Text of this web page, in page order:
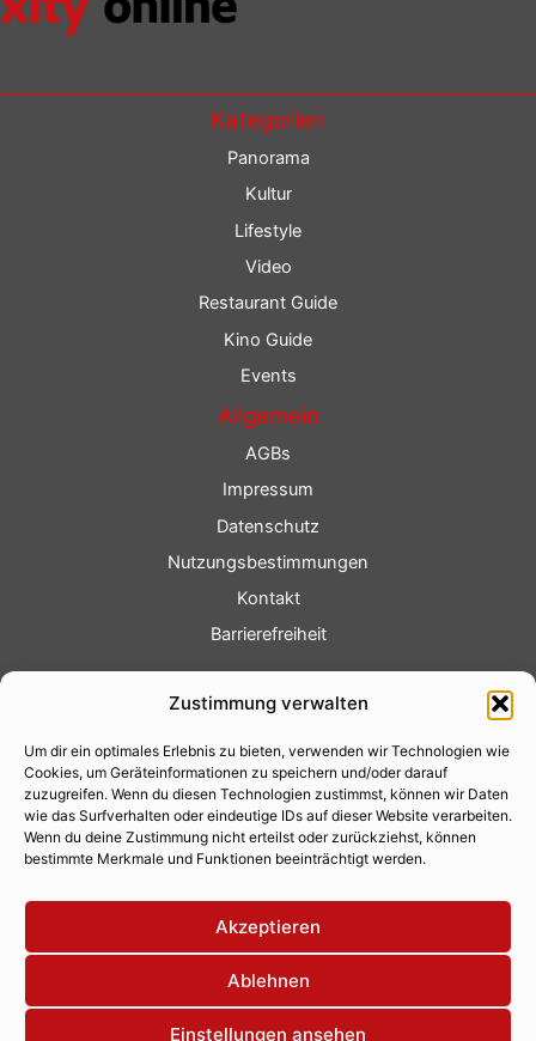
Zustimmung verwalten
Um dir ein optimales Erlebnis zu bieten, verwenden wir Technologien wie
Cookies, um Geräteinformationen zu speichern und/oder darauf
zuzugreifen. Wenn du diesen Technologien zustimmst, können wir Daten
wie das Surfverhalten oder eindeutige IDs auf dieser Website verarbeiten.
Wenn du deine Zustimmung nicht erteilst oder zurückziehst, können
bestimmte Merkmale und Funktionen beeinträchtigt werden.
Akzeptieren
Ablehnen
Einstellungen ansehen
Kategorien
Panorama
Kultur
Lifestyle
Video
Restaurant Guide
Kino Guide
Events
Allgemein
AGBs
Impressum
Datenschutz
Nutzungsbestimmungen
Kontakt
Barrierefreiheit
Fotoservice
Videoservice
Werbung
Contenterstellung
Lokalnachrichten
Lokalfernsehen